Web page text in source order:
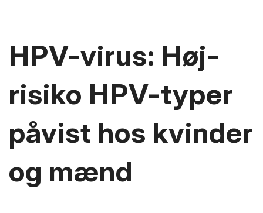
HPV-virus: Høj-
risiko HPV-typer
påvist hos kvinder
og mænd